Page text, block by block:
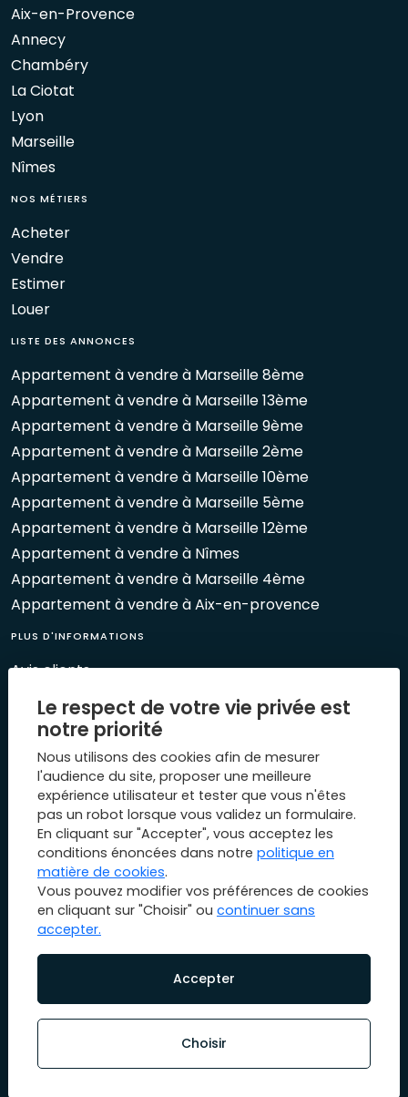
Le respect de votre vie privée est
notre priorité
Nous utilisons des cookies afin de mesurer
l'audience du site, proposer une meilleure
expérience utilisateur et tester que vous n'êtes
pas un robot lorsque vous validez un formulaire.
En cliquant sur "Accepter", vous acceptez les
conditions énoncées dans notre politique en
matière de cookies.
Vous pouvez modifier vos préférences de cookies
en cliquant sur "Choisir" ou continuer sans
accepter.
Accepter
Choisir
Aix-en-Provence
Annecy
Chambéry
La Ciotat
Lyon
Marseille
Nîmes
NOS MÉTIERS
Acheter
Vendre
Estimer
Louer
LISTE DES ANNONCES
Appartement à vendre à Marseille 8ème
Appartement à vendre à Marseille 13ème
Appartement à vendre à Marseille 9ème
Appartement à vendre à Marseille 2ème
Appartement à vendre à Marseille 10ème
Appartement à vendre à Marseille 5ème
Appartement à vendre à Marseille 12ème
Appartement à vendre à Nîmes
Appartement à vendre à Marseille 4ème
Appartement à vendre à Aix-en-provence
PLUS D'INFORMATIONS
Avis clients
Le Mag 1894
Nos évènements
Biens vendus
Plan du site
Mentions légales
Nous contacter
© Copyright 2026 1894 immobilier. All rights reserved.